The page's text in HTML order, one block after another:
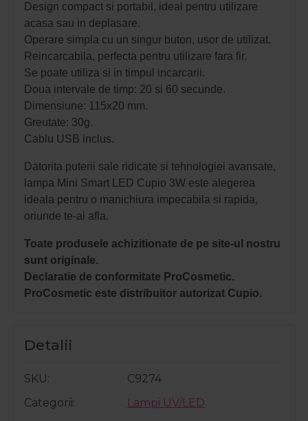
Design compact si portabil, ideal pentru utilizare
acasa sau in deplasare.
Operare simpla cu un singur buton, usor de utilizat.
Reincarcabila, perfecta pentru utilizare fara fir.
Se poate utiliza si in timpul incarcarii.
Doua intervale de timp: 20 si 60 secunde.
Dimensiune: 115x20 mm.
Greutate: 30g.
Cablu USB inclus.
Datorita puterii sale ridicate si tehnologiei avansate,
lampa Mini Smart LED Cupio 3W este alegerea
ideala pentru o manichiura impecabila si rapida,
oriunde te-ai afla.
Toate produsele achizitionate de pe site-ul nostru
sunt originale.
Declaratie de conformitate ProCosmetic.
ProCosmetic este distribuitor autorizat Cupio.
Detalii
SKU
C9274
Categorii
Lampi UV/LED